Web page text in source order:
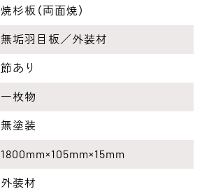
焼杉板（両面焼）
無垢羽目板／外装材
節あり
一枚物
無塗装
1800mm×105mm×15mm
外装材